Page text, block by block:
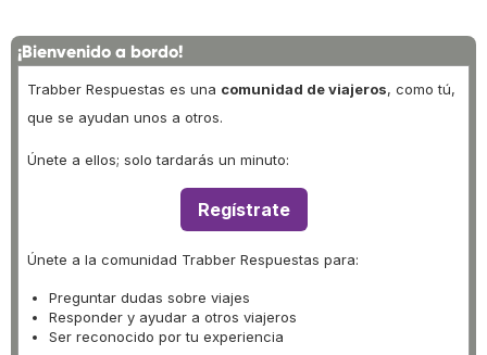
¡Bienvenido a bordo!
Trabber Respuestas es una comunidad de viajeros, como tú,
que se ayudan unos a otros.
Únete a ellos; solo tardarás un minuto:
Regístrate
Únete a la comunidad Trabber Respuestas para:
Preguntar dudas sobre viajes
Responder y ayudar a otros viajeros
Ser reconocido por tu experiencia